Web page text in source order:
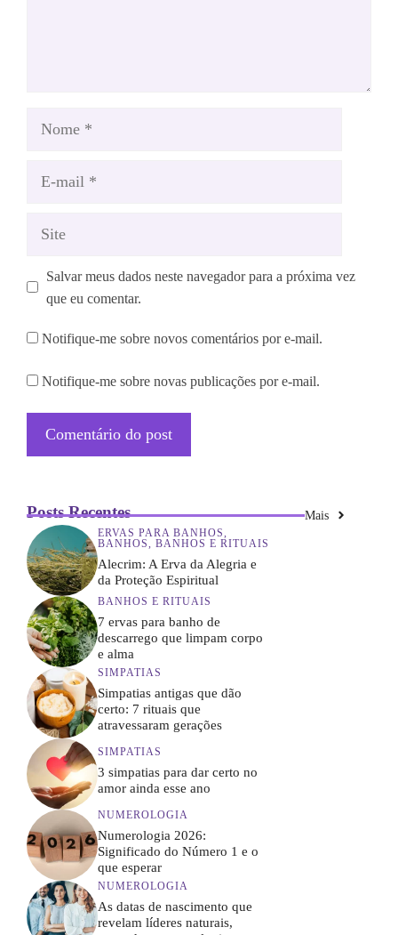
Salvar meus dados neste navegador para a próxima vez
que eu comentar.
Notifique-me sobre novos comentários por e-mail.
Notifique-me sobre novas publicações por e-mail.
Posts Recentes Mais
ERVAS PARA BANHOS,
BANHOS, BANHOS E RITUAIS
Alecrim: A Erva da Alegria e
da Proteção Espiritual
BANHOS E RITUAIS
7 ervas para banho de
descarrego que limpam corpo
e alma
SIMPATIAS
Simpatias antigas que dão
certo: 7 rituais que
atravessaram gerações
SIMPATIAS
3 simpatias para dar certo no
amor ainda esse ano
NUMEROLOGIA
Numerologia 2026:
Significado do Número 1 e o
que esperar
NUMEROLOGIA
As datas de nascimento que
revelam líderes naturais,